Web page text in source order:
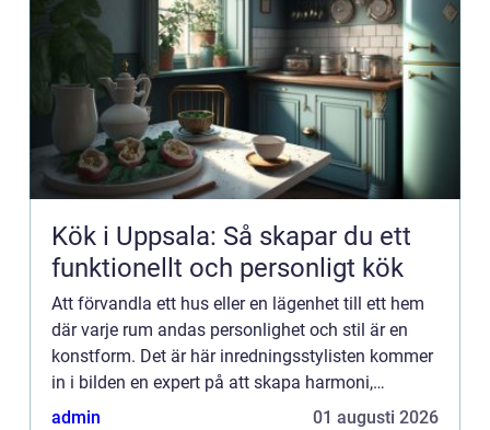
Kök i Uppsala: Så skapar du ett
funktionellt och personligt kök
Att förvandla ett hus eller en lägenhet till ett hem
där varje rum andas personlighet och stil är en
konstform. Det är här inredningsstylisten kommer
in i bilden en expert på att skapa harmoni,
funktionalitet och s...
admin 01 augusti 2026